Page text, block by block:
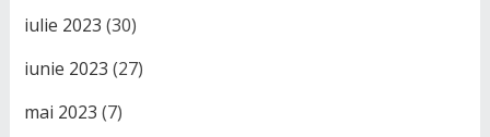
iulie 2023 (30)
iunie 2023 (27)
mai 2023 (7)